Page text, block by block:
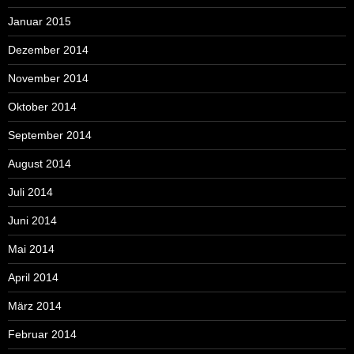
Januar 2015
Dezember 2014
November 2014
Oktober 2014
September 2014
August 2014
Juli 2014
Juni 2014
Mai 2014
April 2014
März 2014
Februar 2014